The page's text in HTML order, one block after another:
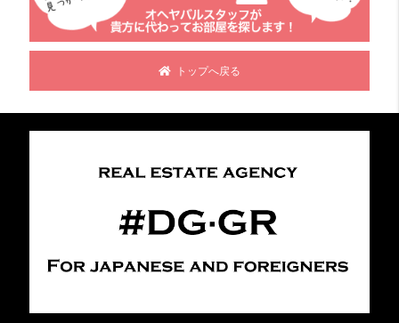
トップへ戻る